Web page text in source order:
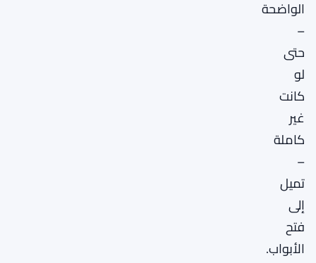
الواضحة
–
حتى
لو
كانت
غير
كاملة
–
تميل
إلى
فتح
الأبواب.